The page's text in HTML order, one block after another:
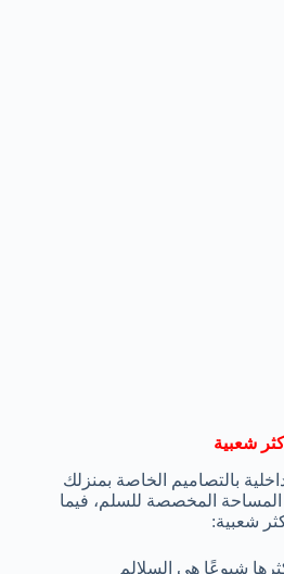
شعبية
بالتصاميم الخاصة بمنزلك
المخصصة للسلم، فيما
شعبية:
شيوعًا هي السلالم